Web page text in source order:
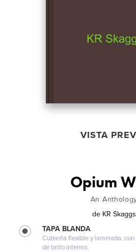
VISTA
Opium
An
de KR Skaggs
TAPA BLANDA
Cubierta flexible y laminada,
de brillo intenso.